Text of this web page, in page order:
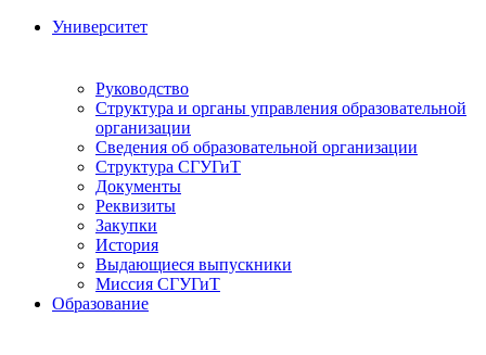
Университет
Руководство
Структура и органы управления образовательной
организации
Сведения об образовательной организации
Структура СГУГиТ
Документы
Реквизиты
Закупки
История
Выдающиеся выпускники
Миссия СГУГиТ
Образование